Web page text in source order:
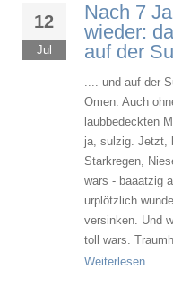
12
Jul
Nach 7
wieder:
auf der
.... und auf der
Omen. Auch
laubbedeckten
ja, sulzig. Jetzt,
Starkregen,
wars - baaatzig
urplötzlich
versinken. Und
toll wars.
Weiterlesen …